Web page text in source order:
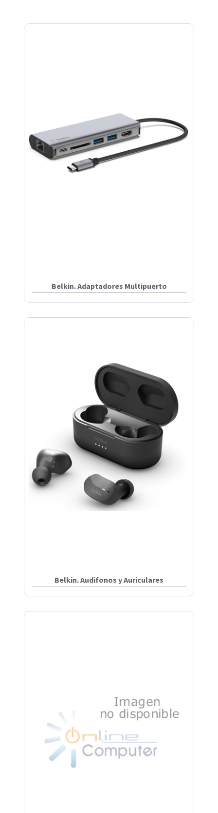
Belkin. Adaptadores Multipuerto
Belkin. Audifonos y Auriculares